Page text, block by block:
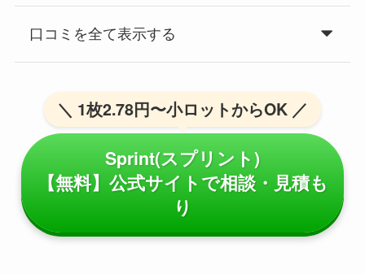
口コミを全て表示する
＼ 1枚2.78円〜小ロットからOK ／
Sprint(スプリント)
【無料】公式サイトで相談・見積も
り